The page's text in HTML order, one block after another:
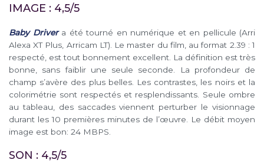
IMAGE : 4,5/5
Baby Drivera été tourné en numérique et en pellicule (Arri
Alexa XT Plus, Arricam LT). Le master du film, au format 2.39 : 1
respecté, est tout bonnement excellent. La définition est très
bonne, sans faiblir une seule seconde. La profondeur de
champ s’avère des plus belles. Les contrastes, les noirs et la
colorimétrie sont respectés et resplendissants. Seule ombre
au tableau, des saccades viennent perturber le visionnage
durant les 10 premières minutes de l’œuvre. Le débit moyen
image est bon: 24 MBPS.
SON : 4,5/5